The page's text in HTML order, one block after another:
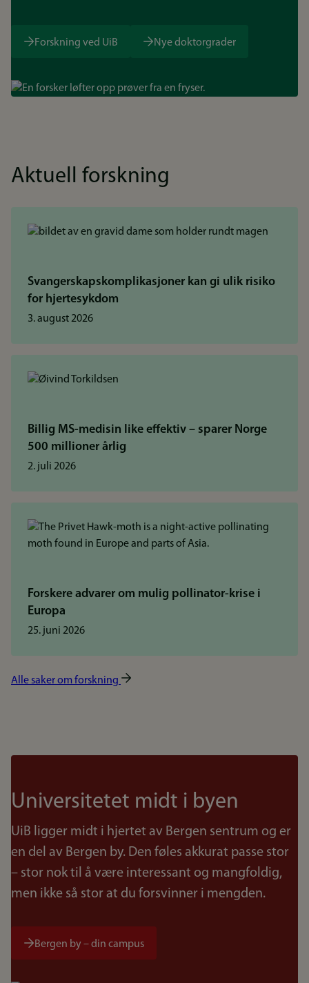
Forskning ved UiB Nye doktorgrader
Bilde
Aktuell forskning
Svangerskapskomplikasjoner kan gi ulik risiko
for hjertesykdom
3. august 2026
Billig MS-medisin like effektiv – sparer Norge
500 millioner årlig
2. juli 2026
Forskere advarer om mulig pollinator-krise i
Europa
25. juni 2026
Alle saker om forskning
Universitetet midt i byen
UiB ligger midt i hjertet av Bergen sentrum og er
en del av Bergen by. Den føles akkurat passe stor
– stor nok til å være interessant og mangfoldig,
men ikke så stor at du forsvinner i mengden.
Bergen by – din campus